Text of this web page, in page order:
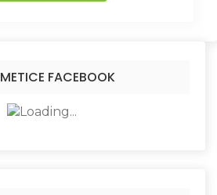
FACEBOOK